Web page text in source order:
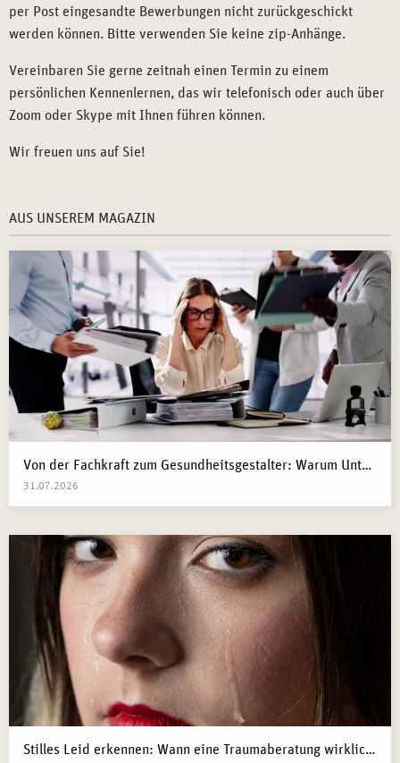
per Post eingesandte Bewerbungen nicht zurückgeschickt
werden können. Bitte verwenden Sie keine zip-Anhänge.
Vereinbaren Sie gerne zeitnah einen Termin zu einem
persönlichen Kennenlernen, das wir telefonisch oder auch über
Zoom oder Skype mit Ihnen führen können.
Wir freuen uns auf Sie!
AUS UNSEREM MAGAZIN
Von der Fachkraft zum Gesundheitsgestalter: Warum Unternehmen 2026 Business Health Coaches brauchen
31.07.2026
Stilles Leid erkennen: Wann eine Traumaberatung wirklich der richtige Schritt ist